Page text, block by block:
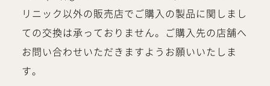
リニック以外の販売店でご購入の製品に関しまし
ての交換は承っておりません。ご購入先の店舗へ
お問い合わせいただきますようお願いいたしま
す。